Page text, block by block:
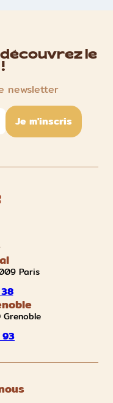
le
newsletter
Je m'inscris
Paris